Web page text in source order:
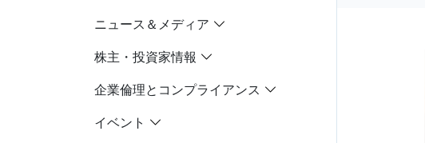
ニュース＆メディア
株主・投資家情報
企業倫理とコンプライアンス
イベント